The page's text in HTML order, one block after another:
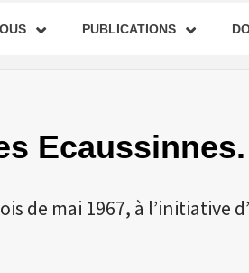
PUBLICATIONS
Ecaussinnes.
de mai 1967, à l’initiative